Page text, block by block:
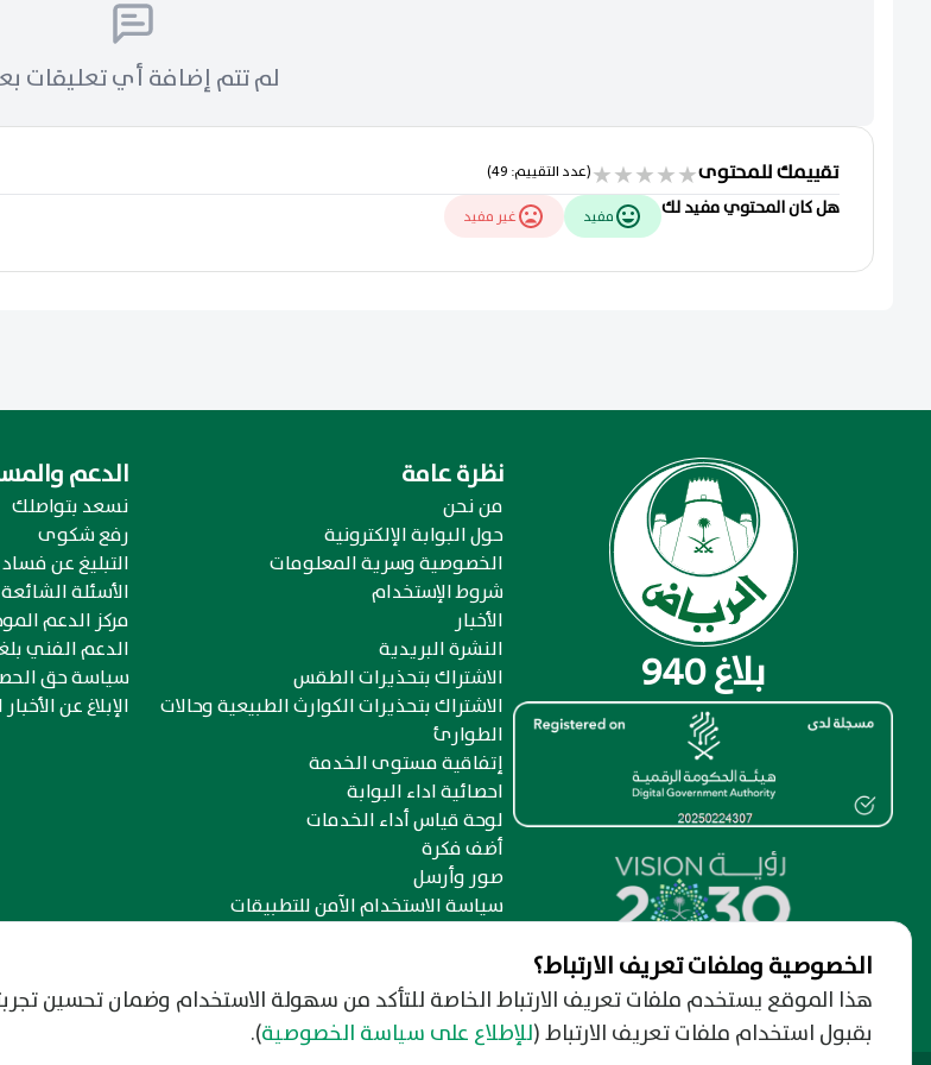
لم تتم إضافة أي تعليقات
تقييمك للمحتوى★
★
★
★
★(عدد التقييم: 49)
هل كان المحتوي مفيد لك
مفيد غير مفيد
بلاغ 940
نظرة عامة
من نحن
حول البوابة الإلكترونية
الخصوصية وسرية المعلومات
شروط الإستخدام
الأخبار
النشرة البريدية
الاشتراك بتحذيرات الطقس
الاشتراك بتحذيرات الكوارث الطبيعية وحالات
الطوارئ
إتفاقية مستوى الخدمة
احصائية اداء البوابة
لوحة قياس أداء الخدمات
أضف فكرة
صور وأرسل
سياسة الاستخدام الآمن للتطبيقات
الدعم
نسعد بتواصلك
رفع شكوى
التبليغ عن فساد
الأسئلة الشائعة
مركز الدعم
الدعم الفني
سياسة حق
الإبلاغ عن
الخصوصية وملفات تعريف الارتباط؟
هذا الموقع يستخدم ملفات تعريف الارتباط الخاصة للتأكد من سهولة الاستخدام وضمان تحسين
بقبول استخدام ملفات تعريف الارتباط(للإطلاع على سياسة الخصوصية).